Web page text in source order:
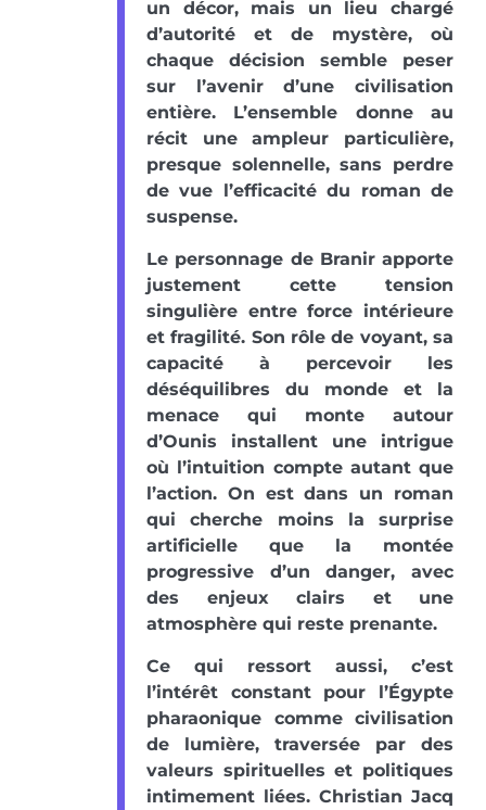
un décor, mais un lieu chargé
d’autorité et de mystère, où
chaque décision semble peser
sur l’avenir d’une civilisation
entière. L’ensemble donne au
récit une ampleur particulière,
presque solennelle, sans perdre
de vue l’efficacité du roman de
suspense.
Le personnage de Branir apporte
justement cette tension
singulière entre force intérieure
et fragilité. Son rôle de voyant, sa
capacité à percevoir les
déséquilibres du monde et la
menace qui monte autour
d’Ounis installent une intrigue
où l’intuition compte autant que
l’action. On est dans un roman
qui cherche moins la surprise
artificielle que la montée
progressive d’un danger, avec
des enjeux clairs et une
atmosphère qui reste prenante.
Ce qui ressort aussi, c’est
l’intérêt constant pour l’Égypte
pharaonique comme civilisation
de lumière, traversée par des
valeurs spirituelles et politiques
intimement liées. Christian Jacq